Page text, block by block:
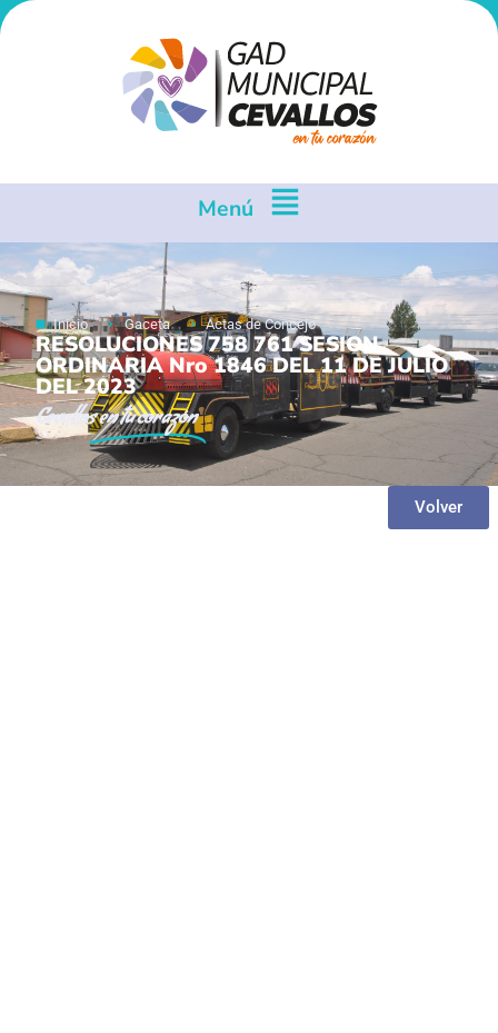
Menú
Inicio Gaceta Actas de Concejo
RESOLUCIONES 758 761 SESION
ORDINARIA Nro 1846 DEL 11 DE JULIO
DEL 2023
Cevallosen tu corazón
Volver